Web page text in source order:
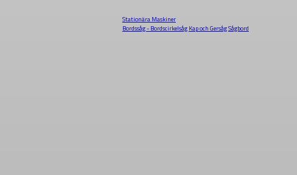
Stationära Maskiner
Bordssåg - Bordscirkelsåg Kap och GersågSågbord